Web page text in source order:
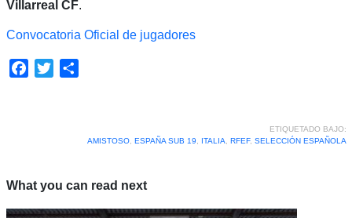
Villarreal CF.
Convocatoria Oficial de jugadores
Facebook
Twitter
ETIQUETADO BAJO:
AMISTOSO, ESPAÑA SUB 19, ITALIA, RFEF, SELECCIÓN ESPAÑOLA
What you can read next